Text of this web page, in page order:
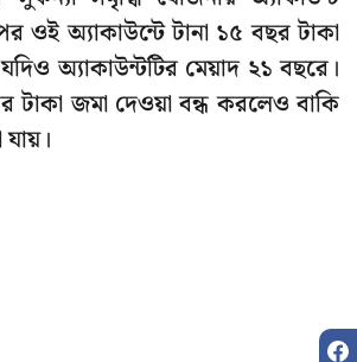
ওই অ্যাকাউন্টে টানা ১৫ বছর টাকা
অ্যাকাউন্টটির মেয়াদ ২১ বছরে।
টাকা জমা দেওয়া বন্ধ করলেও বাকি